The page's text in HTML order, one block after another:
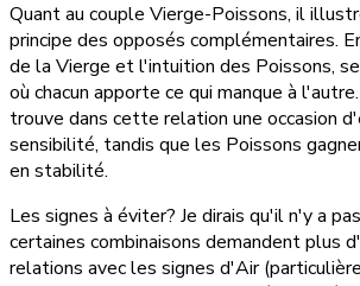
Quant au couple Vierge-Poissons, il
principe des opposés complémentaires.
de la Vierge et l'intuition des Poissons,
où chacun apporte ce qui manque à
trouve dans cette relation une occasion
sensibilité, tandis que les Poissons
en stabilité.
Les signes à éviter? Je dirais qu'il n'y a
certaines combinaisons demandent plus
relations avec les signes d'Air